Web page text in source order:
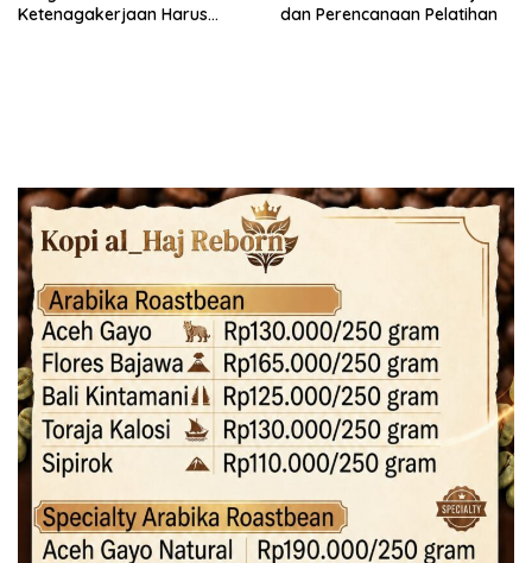
Ketenagakerjaan Harus
dan Perencanaan Pelatihan